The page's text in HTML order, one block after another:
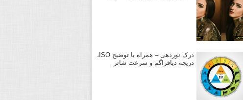
درک نوردهی – همراه با توضیح ISO،
دریچه دیافراگم و سرعت شاتر